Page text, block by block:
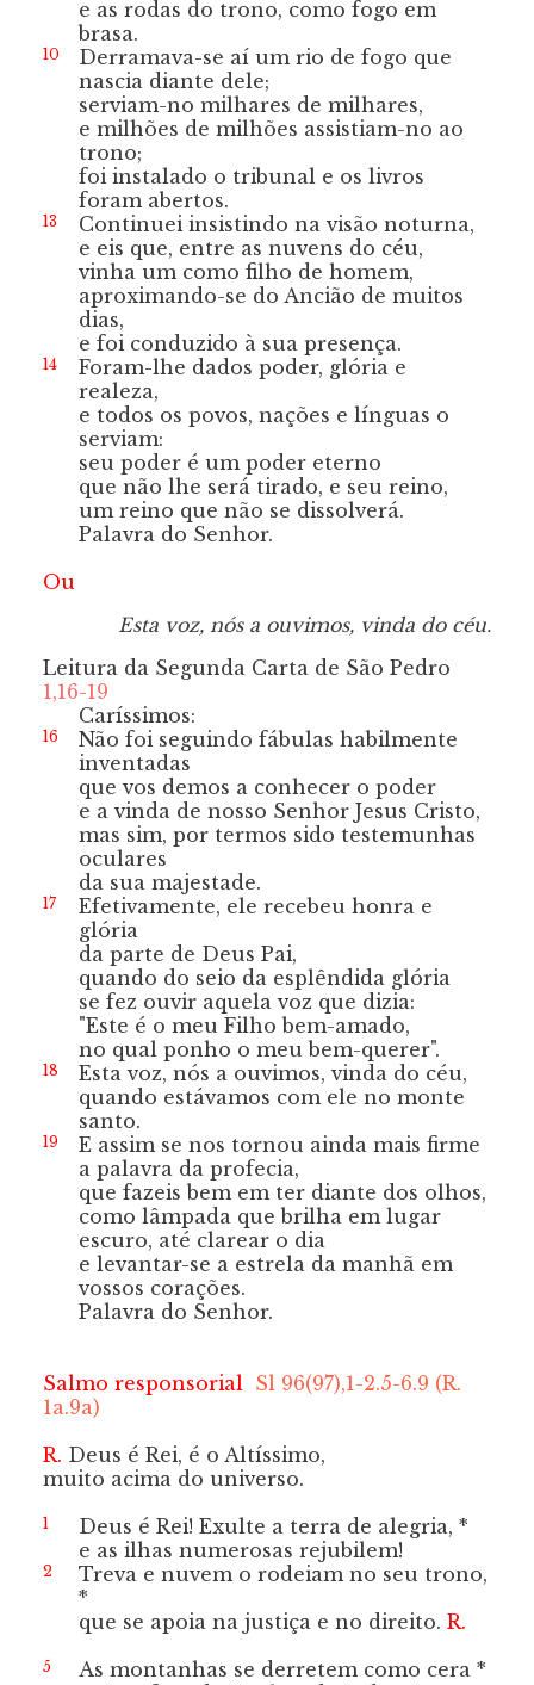
e as rodas do trono, como fogo em
brasa.
10 Derramava-se aí um rio de fogo que
nascia diante dele;
serviam-no milhares de milhares,
e milhões de milhões assistiam-no ao
trono;
foi instalado o tribunal e os livros
foram abertos.
13
Continuei insistindo na visão noturna,
e eis que, entre as nuvens do céu,
vinha um como filho de homem,
aproximando-se do Ancião de muitos
dias,
e foi conduzido à sua presença.
14
Foram-lhe dados poder, glória e
realeza,
e todos os povos, nações e línguas o
serviam:
seu poder é um poder eterno
que não lhe será tirado, e seu reino,
um reino que não se dissolverá.
Palavra do Senhor.
Ou
Esta voz, nós a ouvimos, vinda do céu.
Leitura da Segunda Carta de São Pedro
1,16-19
Caríssimos:
16
Não foi seguindo fábulas habilmente
inventadas
que vos demos a conhecer o poder
e a vinda de nosso Senhor Jesus Cristo,
mas sim, por termos sido testemunhas
oculares
da sua majestade.
17
Efetivamente, ele recebeu honra e
glória
da parte de Deus Pai,
quando do seio da esplêndida glória
se fez ouvir aquela voz que dizia:
"Este é o meu Filho bem-amado,
no qual ponho o meu bem-querer".
18
Esta voz, nós a ouvimos, vinda do céu,
quando estávamos com ele no monte
santo.
19
E assim se nos tornou ainda mais firme
a palavra da profecia,
que fazeis bem em ter diante dos olhos,
como lâmpada que brilha em lugar
escuro, até clarear o dia
e levantar-se a estrela da manhã em
vossos corações.
Palavra do Senhor.
Salmo responsorial Sl 96(97),1-2.5-6.9 (R.
1a.9a)
R. Deus é Rei, é o Altíssimo,
muito acima do universo.
1
Deus é Rei! Exulte a terra de alegria, *
e as ilhas numerosas rejubilem!
2
Treva e nuvem o rodeiam no seu trono,
*
que se apoia na justiça e no direito. R.
5
As montanhas se derretem como cera *